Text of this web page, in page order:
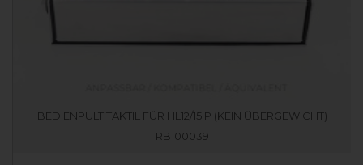
BEDIENPULT TAKTIL FÜR HL12/15IP (KEIN ÜBERGEWICHT)
RB100039